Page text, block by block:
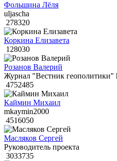
Фольшина Лёля
uljascha
278320
Коркина Елизавета
128030
Розанов Валерий
Журнал "Вестник геополитики"
4752485
Каймин Михаил
mkaymin2000
4516050
Масляков Сергей
Руководитель проекта
3033735